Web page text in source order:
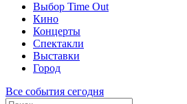
Выбор Time Out
Кино
Концерты
Спектакли
Выставки
Город
Все события сегодня